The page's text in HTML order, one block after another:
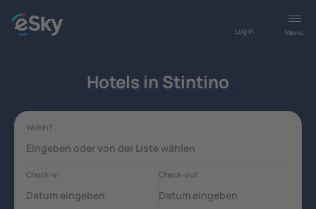
Menü
Log in
Hotels in Stintino